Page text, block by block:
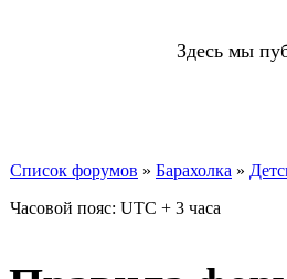
Здесь мы
Список форумов » Барахолка »
Часовой пояс: UTC + 3 часа